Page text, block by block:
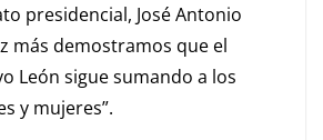
presidencial, José Antonio
más demostramos que el
León sigue sumando a los
y mujeres”.